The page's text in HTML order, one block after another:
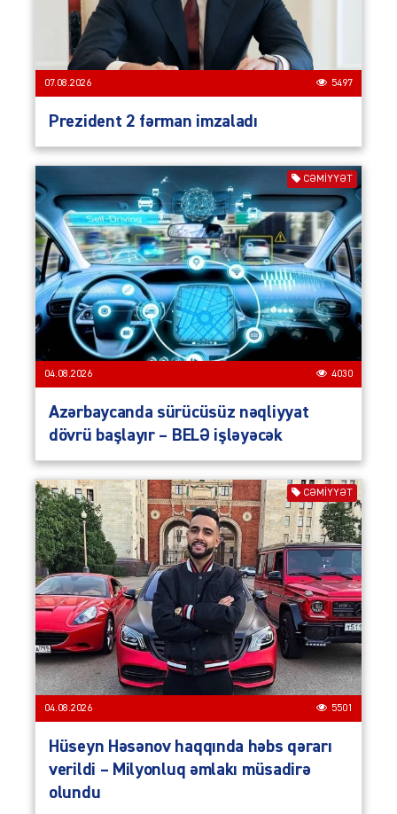
07.08.2026 5497
Prezident 2 fərman imzaladı
CƏMIYYƏT
04.08.2026 4030
Azərbaycanda sürücüsüz nəqliyyat
dövrü başlayır – BELƏ işləyəcək
CƏMIYYƏT
04.08.2026 5501
Hüseyn Həsənov haqqında həbs qərarı
verildi – Milyonluq əmlakı müsadirə
olundu